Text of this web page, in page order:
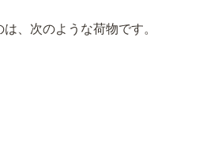
、次のような荷物です。